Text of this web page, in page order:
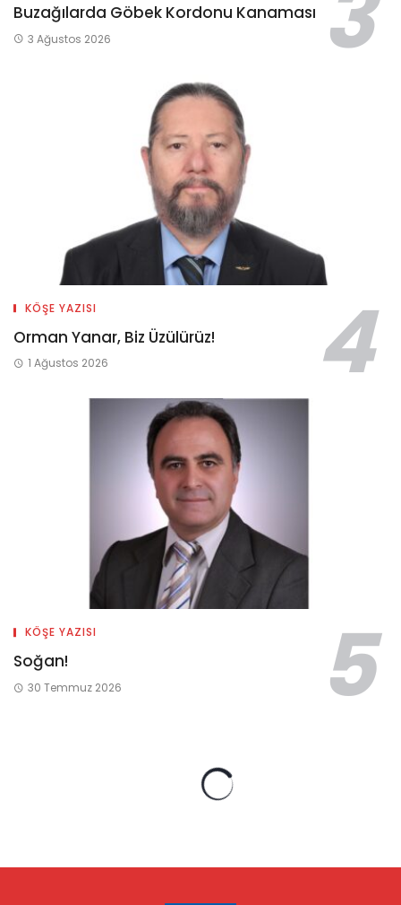
Buzağılarda Göbek Kordonu Kanaması
3 Ağustos 2026
KÖŞE YAZISI
Orman Yanar, Biz Üzülürüz!
1 Ağustos 2026
KÖŞE YAZISI
Soğan!
30 Temmuz 2026